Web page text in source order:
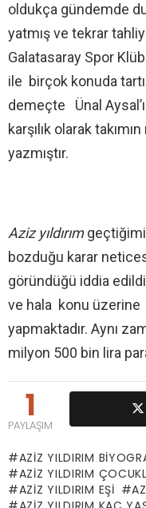
oldukça gündemde
yatmış ve tekrar
Galatasaray Spor
ile birçok konuda
demeçte Ünal
karşılık olarak
yazmıştır.
Aziz yıldırım
bozduğu karar
göründüğü iddia
ve hala konu
yapmaktadır. Aynı
milyon 500 bin lira
1
PAYLAŞIM
AZIZ YILDIRIM
AZIZ YILDIRIM
AZIZ YILDIRIM EŞI